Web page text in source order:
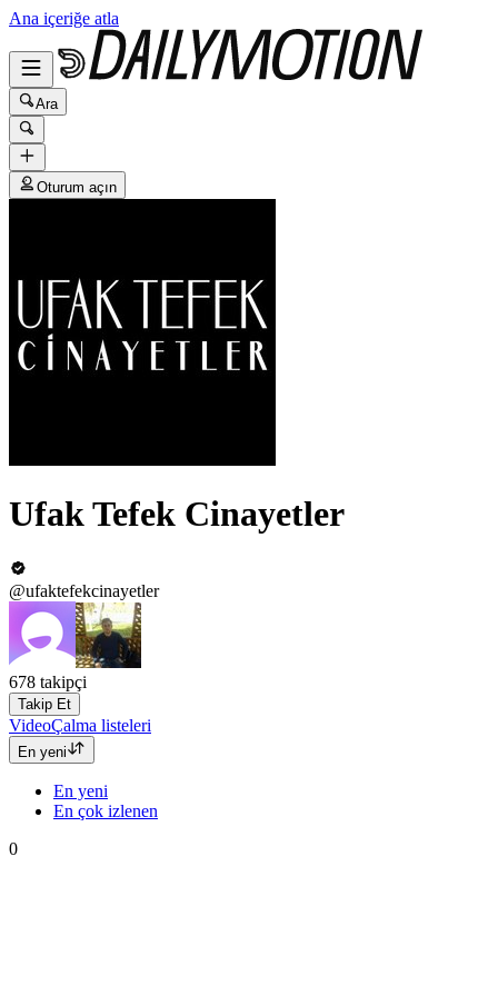
Ana içeriğe atla
Ara
Oturum açın
Ufak Tefek Cinayetler
@ufaktefekcinayetler
678 takipçi
Takip Et
VideoÇalma listeleri
En yeni
En yeni
En çok izlenen
0